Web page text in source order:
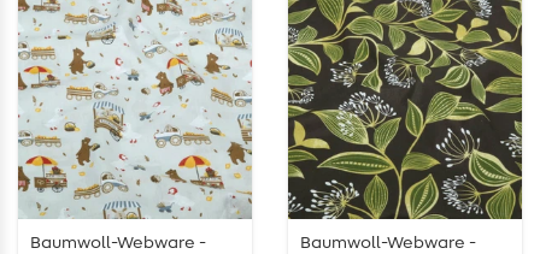
Baumwoll-Webware -
Baumwoll-Webware -